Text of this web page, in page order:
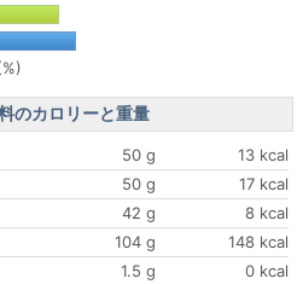
のカロリーと重量
50 g
13 kcal
50 g
17 kcal
42 g
8 kcal
104 g
148 kcal
1.5 g
0 kcal